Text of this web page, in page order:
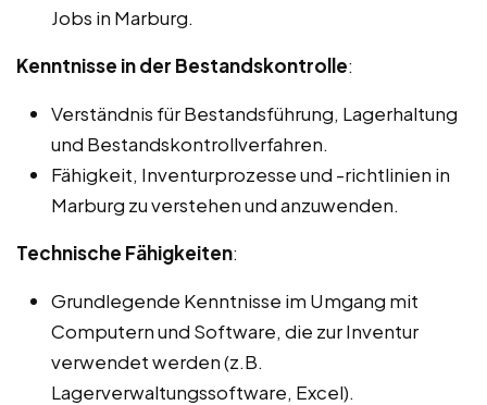
Jobs in Marburg.
Kenntnisse in der Bestandskontrolle:
Verständnis für Bestandsführung, Lagerhaltung
und Bestandskontrollverfahren.
Fähigkeit, Inventurprozesse und -richtlinien in
Marburg zu verstehen und anzuwenden.
Technische Fähigkeiten:
Grundlegende Kenntnisse im Umgang mit
Computern und Software, die zur Inventur
verwendet werden (z.B.
Lagerverwaltungssoftware, Excel).